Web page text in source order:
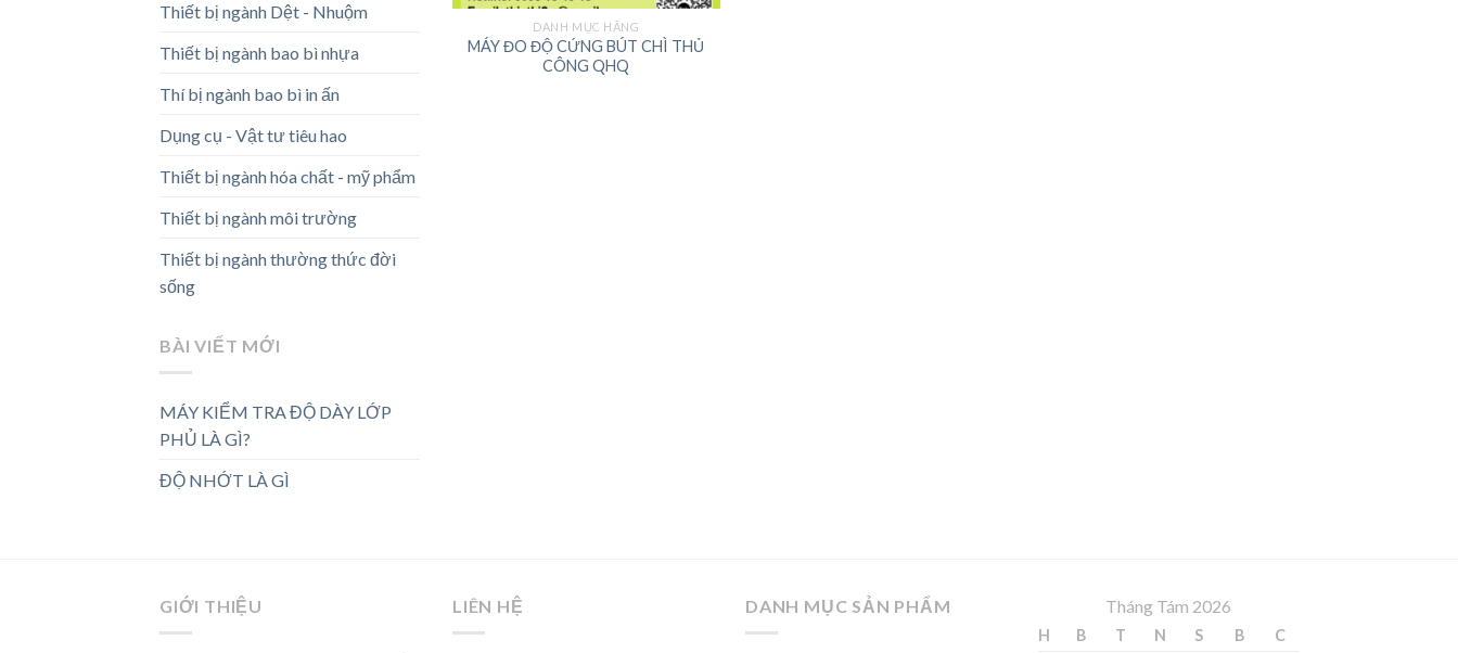
Thiết bị ngành Dệt - Nhuộm
Thiết bị ngành bao bì nhựa
Thí bị ngành bao bì in ấn
Dụng cụ - Vật tư tiêu hao
Thiết bị ngành hóa chất - mỹ phẩm
Thiết bị ngành môi trường
Thiết bị ngành thường thức đời
sống
BÀI VIẾT MỚI
MÁY KIỂM TRA ĐỘ DÀY LỚP
PHỦ LÀ GÌ?
ĐỘ NHỚT LÀ GÌ
DANH MỤC HÃNG
MÁY ĐO ĐỘ CỨNG BÚT CHÌ THỦ
CÔNG QHQ
GIỚI THIỆU LIÊN HỆ DANH MỤC SẢN PHẨM Tháng Tám 2026
H B T N S B
C